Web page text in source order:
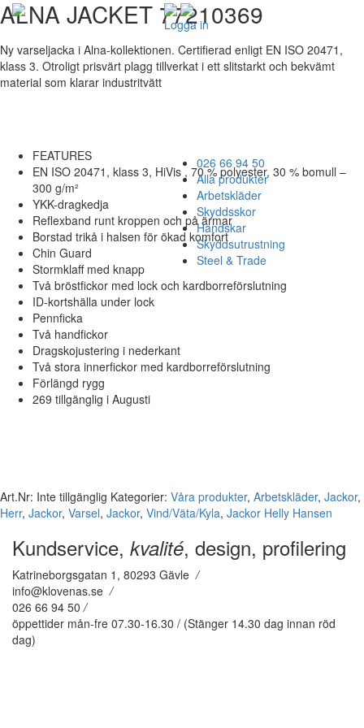
Logga in
026 66 94 50
Alla produkter
Arbetskläder
Skyddsskor
Handskar
Skyddsutrustning
Steel & Trade
ALNA JACKET 77210369
Ny varseljacka i Alna-kollektionen. Certifierad enligt EN ISO 20471,
klass 3. Otroligt prisvärt plagg tillverkat i ett slitstarkt och bekvämt
material som klarar industritvätt
FEATURES
EN ISO 20471, klass 3, HiVis , 70 % polyester, 30 % bomull –
300 g/m²
YKK-dragkedja
Reflexband runt kroppen och på ärmar
Borstad trikå i halsen för ökad komfort
Chin Guard
Stormklaff med knapp
Två bröstfickor med lock och kardborreförslutning
ID-kortshälla under lock
Pennficka
Två handfickor
Dragskojustering i nederkant
Två stora innerfickor med kardborreförslutning
Förlängd rygg
269 tillgänglig i Augusti
Art.Nr: Inte tillgänglig Kategorier: Våra produkter, Arbetskläder, Jackor,
Herr, Jackor, Varsel, Jackor, Vind/Väta/Kyla, Jackor Helly Hansen
Kundservice, kvalité, design, profilering
Katrineborgsgatan 1, 80293 Gävle/
info@klovenas.se/
026 66 94 50/
öppettider mån-fre 07.30-16.30 / (Stänger 14.30 dag innan röd
dag)